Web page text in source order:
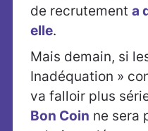
de recrutement a
elle.
Mais demain, si
Inadéquation »
va falloir plus
Bon Coin ne sera